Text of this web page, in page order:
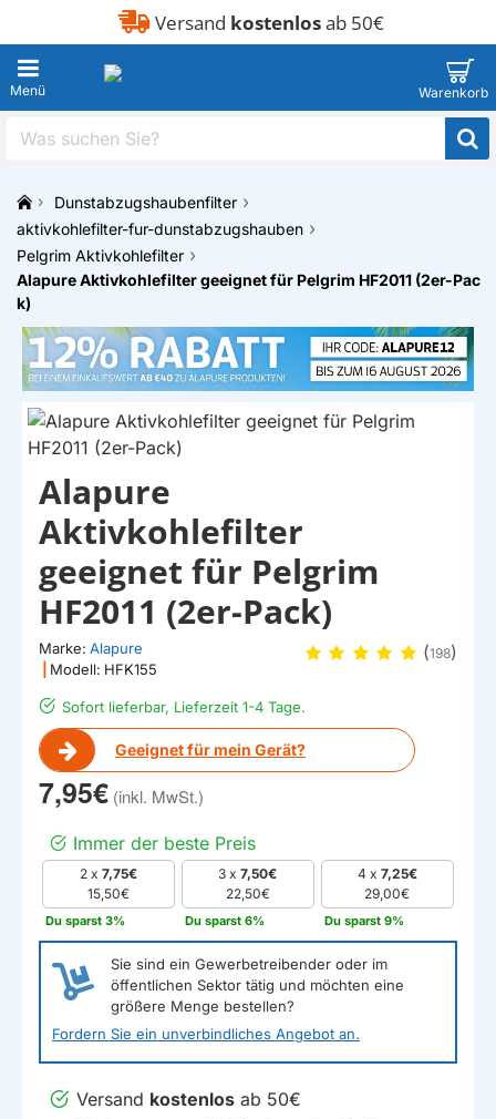
Versand kostenlosab 50€
Was
m
e
Dunstabzugshaubenfilter
aktivkohlefilter-fur-dunstabzugshauben
Pelgrim Aktivkohlefilter
Alapure Aktivkohlefilter geeignet für Pelgrim HF2011 (2er-Pac
k)
EIGENMARKE
Sofort lieferbar, Lieferzeit 1-4 Tage.
Geeignet für mein Gerät?
Alapure
Aktivkohlefilter
geeignet für Pelgrim
HF2011 (2er-Pack)
Marke: Alapure
Modell: HFK155
(198)
7,95€
Immer der beste Preis
2 x 7,75€
15,50€
Du sparst 3%
3 x7,50€
22,50€
Du sparst 6%
4 x 7,25€
29,00€
Du sparst 9%
Sie sind ein Gewerbetreibender oder im
öffentlichen Sektor tätig und möchten eine
größere Menge bestellen?
Fordern Sie ein unverbindliches Angebot an.
Versand kostenlos ab 50€